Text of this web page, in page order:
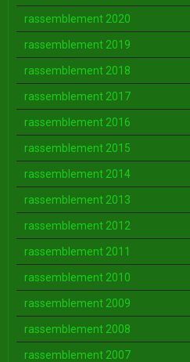
rassemblement 2020
rassemblement 2019
rassemblement 2018
rassemblement 2017
rassemblement 2016
rassemblement 2015
rassemblement 2014
rassemblement 2013
rassemblement 2012
rassemblement 2011
rassemblement 2010
rassemblement 2009
rassemblement 2008
rassemblement 2007